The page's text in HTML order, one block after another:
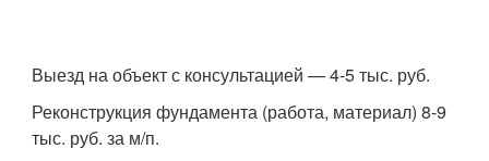
Выезд на объект с консультацией — 4-5 тыс. руб.
Реконструкция фундамента (работа, материал) 8-9
тыс. руб. за м/п.